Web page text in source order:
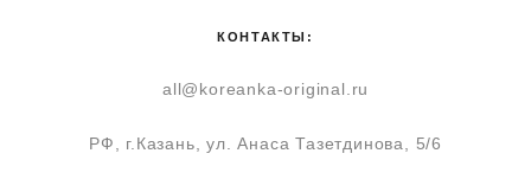
КОНТАКТЫ:
all@koreanka-original.ru
РФ, г.Казань, ул. Анаса Тазетдинова, 5/6